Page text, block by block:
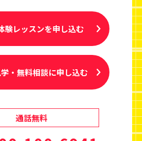
験レッスンを申し込む
・無料相談に申し込む
通話無料